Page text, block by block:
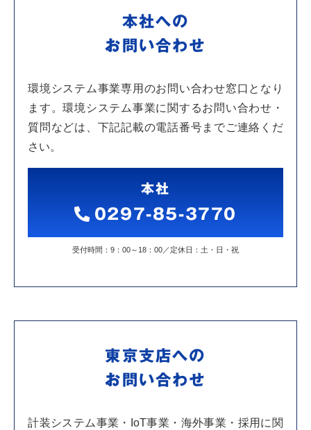
本社への
お問い合わせ
環境システム事業専用のお問い合わせ窓口となり
ます。環境システム事業に関するお問い合わせ・
質問などは、下記記載の電話番号までご連絡くだ
さい。
本社
0297-85-3770
受付時間：9：00～18：00／定休日：土・日・祝
東京支店への
お問い合わせ
計装システム事業・IoT事業・海外事業・採用に関